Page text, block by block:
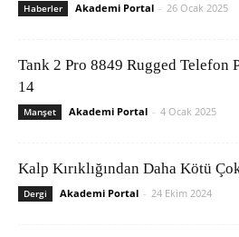
Haberler Akademi Portal - 26 Ocak 2025
Tank 2 Pro 8849 Rugged
14
Manşet Akademi Portal - 4 Ocak 2025
Kalp Kırıklığından Daha Kötü
Dergi Akademi Portal - 24 Ekim 2024